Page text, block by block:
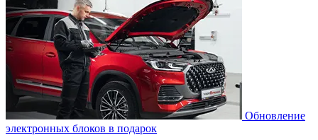
Обновление
электронных блоков в подарок